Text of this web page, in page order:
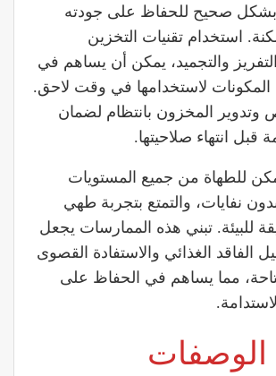
بشكل صحيح للحفاظ على جودته
استخدام تقنيات التخزين
التفريز والتجميد، يمكن أن يساهم في
المكونات لاستخدامها في وقت لاحق.
المخزون بانتظام لضمان
قبل انتهاء صلاحيتها.
للطهاة من جميع المستويات
نفايات، والتمتع بتجربة طهي
للبيئة. تبني هذه الممارسات يجعل
الفاقد الغذائي والاستفادة القصوى
مما يساهم في الحفاظ على